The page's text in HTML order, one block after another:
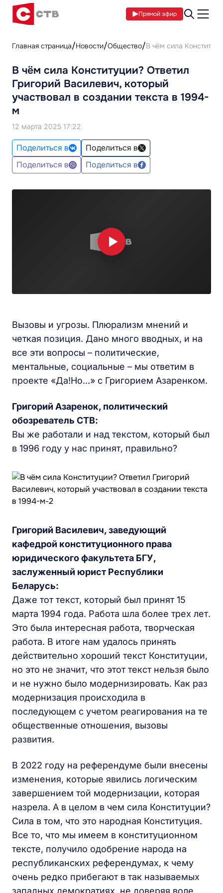
Прямой эфир
Главная страница Новости Общество В чём сила
В чём сила Конституции? Ответил
Григорий Василевич, который
участвовал в создании текста в 1994-
м
12 марта 2025 17:22
Поделиться в
Поделиться в
Поделиться в
Поделиться в
Вызовы и угрозы. Плюрализм мнений и
четкая позиция. Дано много вводных, и на
все эти вопросы – политические,
ментальные, социальные – мы ответим в
проекте «Да!Но...» с Григорием Азаренком.
Григорий Азаренок, политический
обозреватель СТВ:
Вы же работали и над текстом, который был
в 1996 году у нас принят, правильно?
Григорий Василевич, заведующий
кафедрой конституционного права
юридического факультета БГУ,
заслуженный юрист Республики
Беларусь:
Даже тот текст, который был принят 15
марта 1994 года. Работа шла более трех лет.
Это была интересная работа, творческая
работа. В итоге нам удалось принять
действительно хороший текст Конституции,
но это не значит, что этот текст нельзя было
и не нужно было модернизировать. Как раз
модернизация происходила в
последующем с учетом реагирования на те
общественные отношения, вызовы
развития.
В 2022 году на референдуме были внесены
изменения, которые явились логическим
завершением той модернизации, которая
назрела. А в целом в чем сила Конституции?
Сила в том, что это народная Конституция.
Все то, что мы имеем в конституционном
тексте, получило одобрение народа на
республиканских референдумах, к чему
очень редко прибегают в так называемых
западных демократиях, не доверяя воле